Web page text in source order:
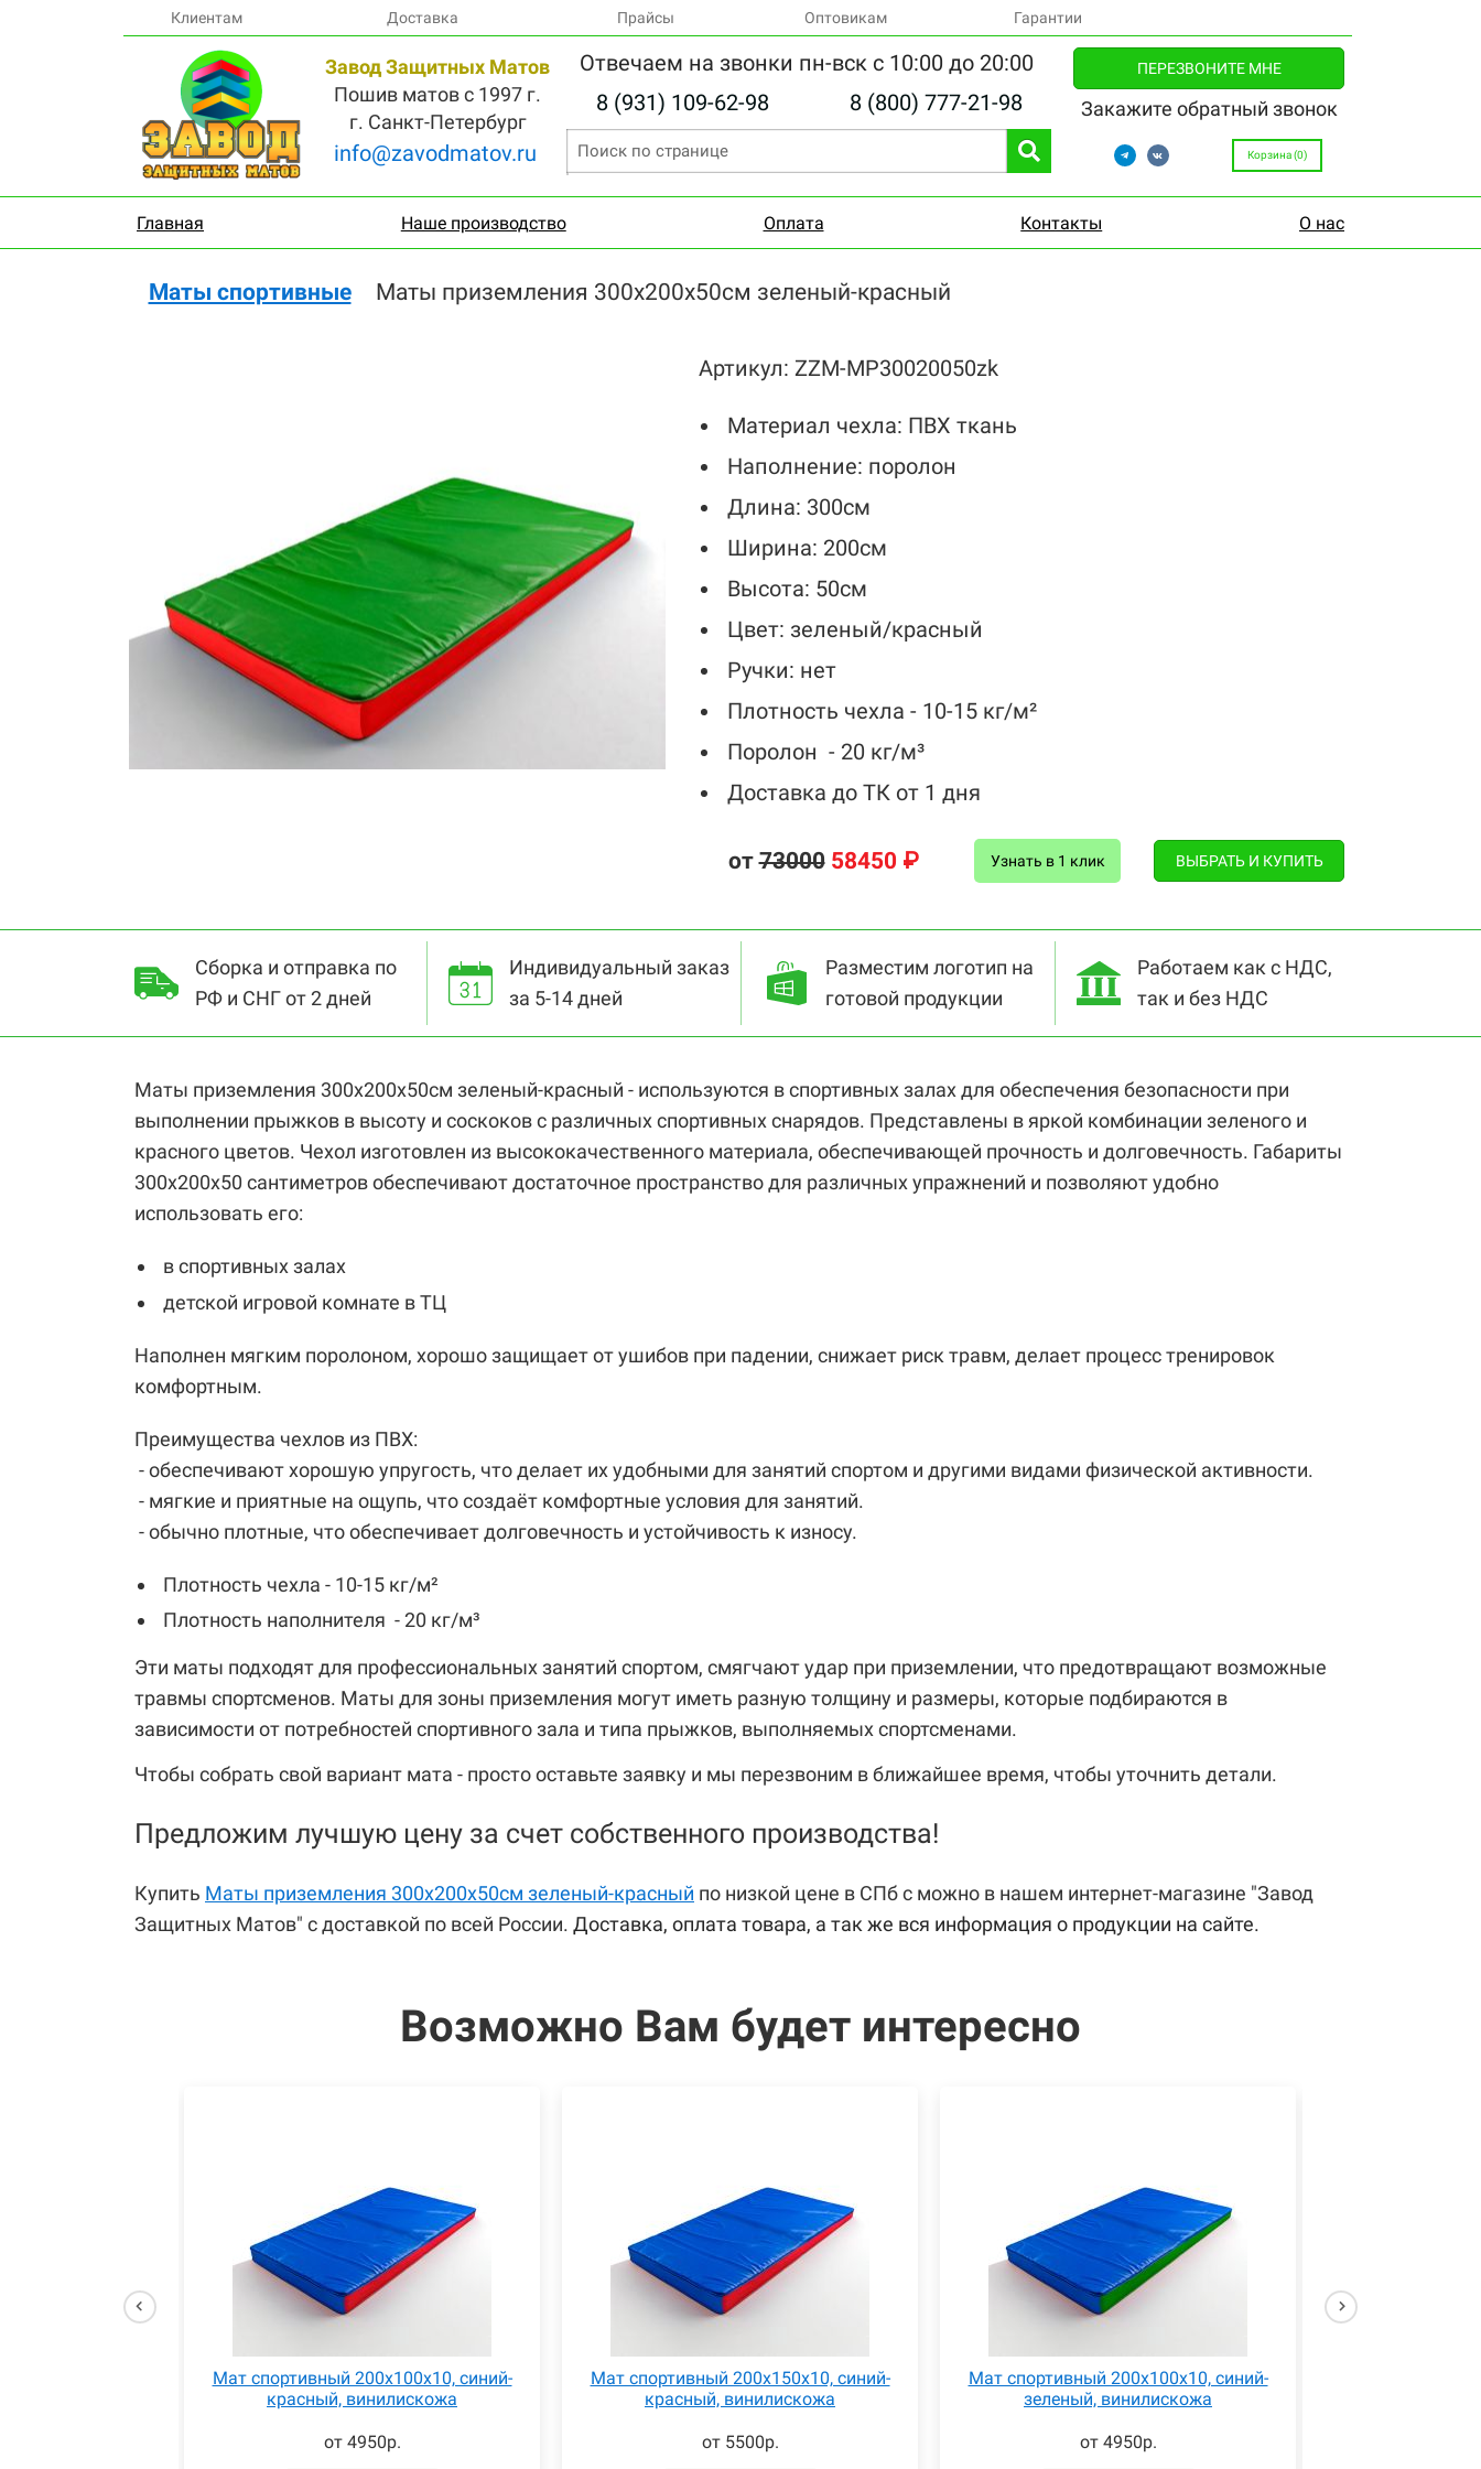
Клиентам Доставка Прайсы Оптовикам Гарантии
Завод Защитных Матов
Пошив матов с 1997 г.
г. Санкт-Петербург
info@zavodmatov.ru
Отвечаем на звонки пн-вск с 10:00 до 20:00
8 (931) 109-62-98
8 (800) 777-21-98
ПЕРЕЗВОНИТЕ МНЕ
Закажите обратный звонок
Корзина (0)
Главная Наше производство Оплата Контакты О нас
Маты спортивные Маты приземления 300x200x50см зеленый-красный
Артикул: ZZM-MP30020050zk
Материал чехла: ПВХ ткань
Наполнение: поролон
Длина: 300см
Ширина: 200см
Высота: 50см
Цвет: зеленый/красный
Ручки: нет
Плотность чехла - 10-15 кг/м²
Поролон - 20 кг/м³
Доставка до ТК от 1 дня
от73000 58450 ₽ Узнать в 1 клик ВЫБРАТЬ И КУПИТЬ
Сборка и отправка по
РФ и СНГ от 2 дней
Индивидуальный заказ
за 5-14 дней
Разместим логотип на
готовой продукции
Работаем как с НДС,
так и без НДС
Маты приземления 300х200х50см зеленый-красный - используются в спортивных залах для обеспечения безопасности при
выполнении прыжков в высоту и соскоков с различных спортивных снарядов. Представлены в яркой комбинации зеленого и
красного цветов. Чехол изготовлен из высококачественного материала, обеспечивающей прочность и долговечность. Габариты
300х200х50 сантиметров обеспечивают достаточное пространство для различных упражнений и позволяют удобно
использовать его:
в спортивных залах
детской игровой комнате в ТЦ
Наполнен мягким поролоном, хорошо защищает от ушибов при падении, снижает риск травм, делает процесс тренировок
комфортным.
Преимущества чехлов из ПВХ:
- обеспечивают хорошую упругость, что делает их удобными для занятий спортом и другими видами физической активности.
- мягкие и приятные на ощупь, что создаёт комфортные условия для занятий.
- обычно плотные, что обеспечивает долговечность и устойчивость к износу.
Плотность чехла - 10-15 кг/м²
Плотность наполнителя - 20 кг/м³
Эти маты подходят для профессиональных занятий спортом, смягчают удар при приземлении, что предотвращают возможные
травмы спортсменов. Маты для зоны приземления могут иметь разную толщину и размеры, которые подбираются в
зависимости от потребностей спортивного зала и типа прыжков, выполняемых спортсменами.
Чтобы собрать свой вариант мата - просто оставьте заявку и мы перезвоним в ближайшее время, чтобы уточнить детали.
Предложим лучшую цену за счет собственного производства!
Купить Маты приземления 300х200х50см зеленый-красный по низкой цене в СПб с можно в нашем интернет-магазине "Завод
Защитных Матов" с доставкой по всей России. Доставка, оплата товара, а так же вся информация о продукции на сайте.
Возможно Вам будет интересно
Мат спортивный 200x100x10, синий-
красный, винилискожа
от 4950р.
Мат спортивный 200x150x10, синий-
красный, винилискожа
от 5500р.
Мат спортивный 200x100x10, синий-
зеленый, винилискожа
от 4950р.